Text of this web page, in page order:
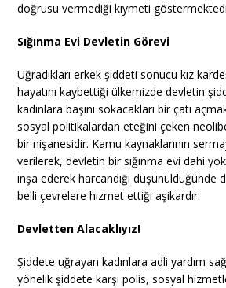
doğrusu vermediği kıymeti
Sığınma Evi Devletin Görevi
Uğradıkları erkek şiddeti sonucu kız
hayatını kaybettiği ülkemizde devletin
kadınlara başını sokacakları bir çatı
sosyal politikalardan eteğini çeken
bir nişanesidir. Kamu kaynaklarının
verilerek, devletin bir sığınma evi dahi
inşa ederek harcandığı düşünüldüğünde
belli çevrelere hizmet ettiği aşikardır.
Devletten Alacaklıyız!
Şiddete uğrayan kadınlara adli yardım
yönelik şiddete karşı polis, sosyal